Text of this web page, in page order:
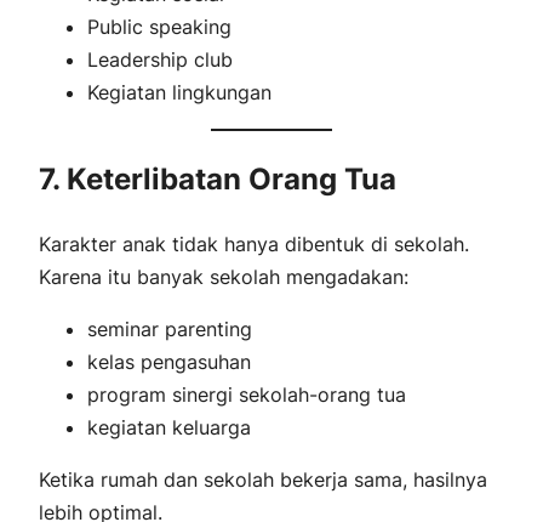
Public speaking
Leadership club
Kegiatan lingkungan
7. Keterlibatan Orang Tua
Karakter anak tidak hanya dibentuk di sekolah.
Karena itu banyak sekolah mengadakan:
seminar parenting
kelas pengasuhan
program sinergi sekolah-orang tua
kegiatan keluarga
Ketika rumah dan sekolah bekerja sama, hasilnya
lebih optimal.